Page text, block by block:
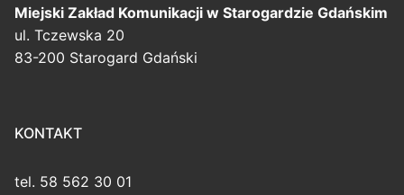
Miejski Zakład Komunikacji w Starogardzie Gdańskim
ul. Tczewska 20
83-200 Starogard Gdański
KONTAKT
tel. 58 562 30 01